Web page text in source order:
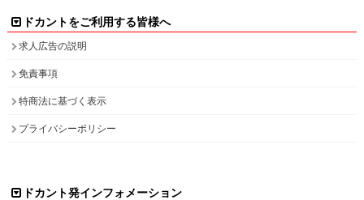
ドカントをご利用する皆様へ
求人広告の説明
免責事項
特商法に基づく表示
プライバシーポリシー
ドカント発インフォメーション